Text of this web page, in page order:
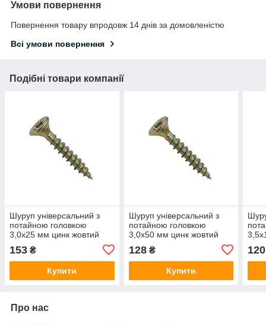
Умови повернення
Повернення товару впродовж 14 днів за домовленістю
Всі умови повернення
Подібні товари компанії
Шуруп універсальний з
потайною головкою
3,0х25 мм цинк жовтий
153 ₴
Купити
Шуруп універсальний з
потайною головкою
3,0х50 мм цинк жовтий
128₴
Купити
120
Про нас